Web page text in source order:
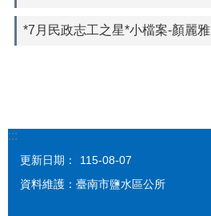
*7月民政志工之星*小檔案-顏麗雅
:::
更新日期：
115-08-07
資料維護：臺南市鹽水區公所